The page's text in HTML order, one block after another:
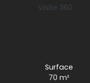
Visite 360
Surface
70m²